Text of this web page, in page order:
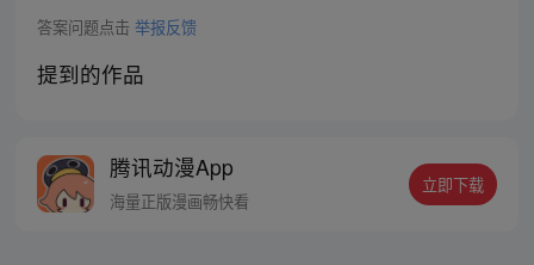
答案问题点击 举报反馈
提到的作品
腾讯动漫App
海量正版漫画畅快看
立即下载